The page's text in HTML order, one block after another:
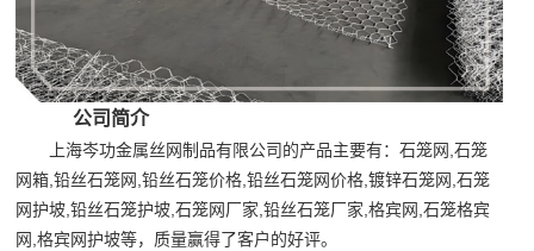
公司简介
上海岑功金属丝网制品有限公司的产品主要有：石笼网,石笼
网箱,铅丝石笼网,铅丝石笼价格,铅丝石笼网价格,镀锌石笼网,石笼
网护坡,铅丝石笼护坡,石笼网厂家,铅丝石笼厂家,格宾网,石笼格宾
网,格宾网护坡等，质量赢得了客户的好评。